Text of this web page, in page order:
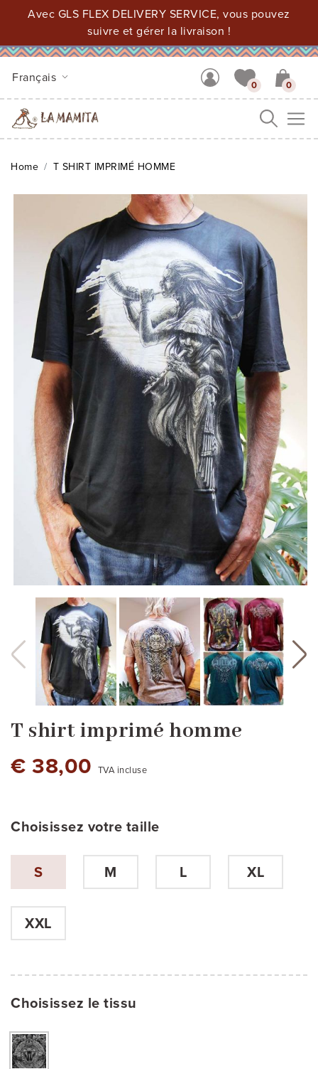
Avec GLS FLEX DELIVERY SERVICE, vous pouvez
suivre et gérer la livraison !
Français
0 0
Home T SHIRT IMPRIMÉ HOMME
T shirt imprimé homme
€ 38,00 TVA incluse
Choisissez votre taille
S M L XL
XXL
Choisissez le tissu